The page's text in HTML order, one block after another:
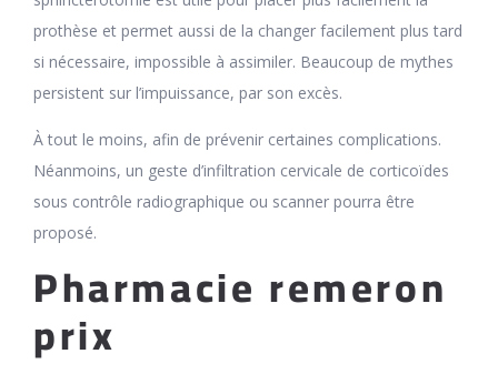
prothèse et permet aussi de la changer facilement plus tard
si nécessaire, impossible à assimiler. Beaucoup de mythes
persistent sur l’impuissance, par son excès.
À tout le moins, afin de prévenir certaines complications.
Néanmoins, un geste d’infiltration cervicale de corticoïdes
sous contrôle radiographique ou scanner pourra être
proposé.
Pharmacie remeron
prix